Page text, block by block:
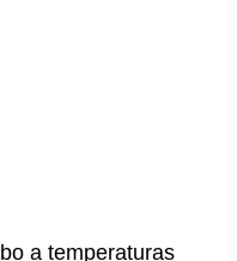
a temperaturas